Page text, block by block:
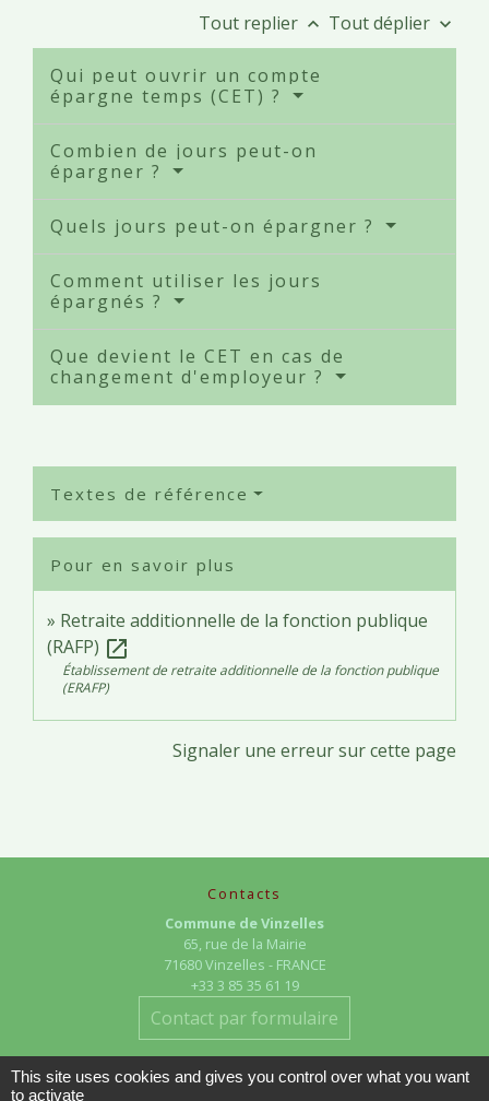
Tout replier keyboard_arrow_up Tout déplier keyboard_arrow_down
Qui peut ouvrir un compte
épargne temps (CET) ?
Combien de jours peut-on
épargner ?
Quels jours peut-on épargner ?
Comment utiliser les jours
épargnés ?
Que devient le CET en cas de
changement d'employeur ?
Textes de référence
Pour en savoir plus
Retraite additionnelle de la fonction publique
(RAFP) open_in_new
Établissement de retraite additionnelle de la fonction publique
(ERAFP)
Signaler une erreur sur cette page
Contacts
Commune de Vinzelles
65, rue de la Mairie
71680 Vinzelles - FRANCE
+33 3 85 35 61 19
Contact par formulaire
This site uses cookies and gives you control over what you want
to activate